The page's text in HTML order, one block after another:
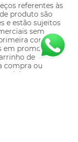
referentes às
produto são
e estão sujeitos
sem
compra
em promoção.A
de
compra ou
sujeito a